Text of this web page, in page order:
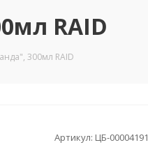
RAID
300мл RAID
Артикул: ЦБ-00004191